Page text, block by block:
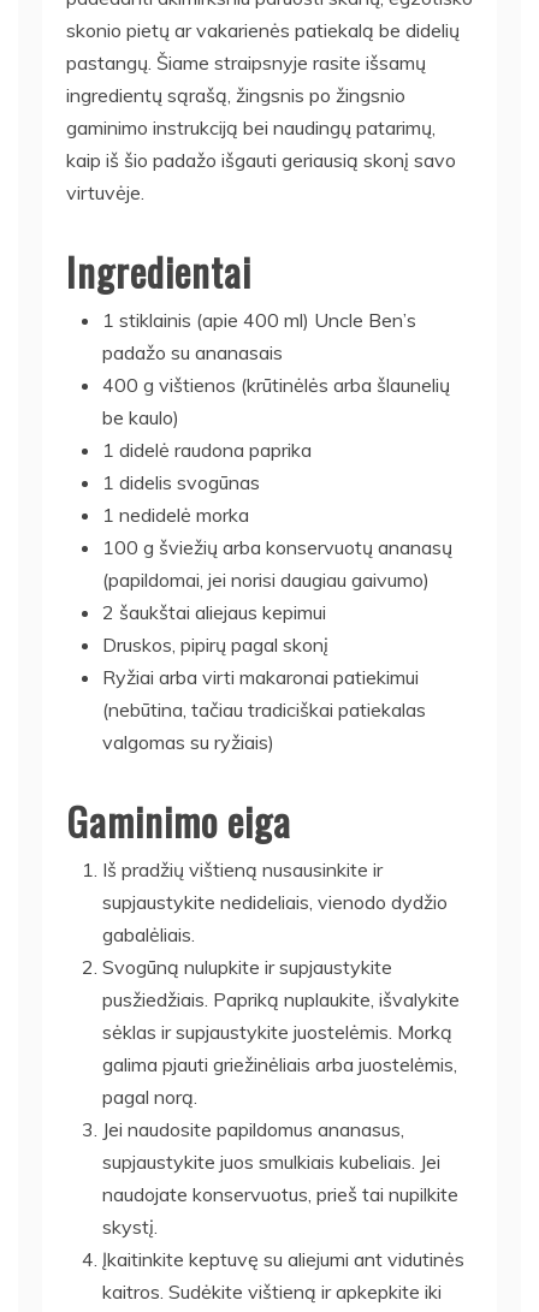
skonio pietų ar vakarienės patiekalą be didelių
pastangų. Šiame straipsnyje rasite išsamų
ingredientų sąrašą, žingsnis po žingsnio
gaminimo instrukciją bei naudingų patarimų,
kaip iš šio padažo išgauti geriausią skonį savo
virtuvėje.
Ingredientai
1 stiklainis (apie 400 ml) Uncle Ben’s
padažo su ananasais
400 g vištienos (krūtinėlės arba šlaunelių
be kaulo)
1 didelė raudona paprika
1 didelis svogūnas
1 nedidelė morka
100 g šviežių arba konservuotų ananasų
(papildomai, jei norisi daugiau gaivumo)
2 šaukštai aliejaus kepimui
Druskos, pipirų pagal skonį
Ryžiai arba virti makaronai patiekimui
(nebūtina, tačiau tradiciškai patiekalas
valgomas su ryžiais)
Gaminimo eiga
Iš pradžių vištieną nusausinkite ir
supjaustykite nedideliais, vienodo dydžio
gabalėliais.
Svogūną nulupkite ir supjaustykite
pusžiedžiais. Papriką nuplaukite, išvalykite
sėklas ir supjaustykite juostelėmis. Morką
galima pjauti griežinėliais arba juostelėmis,
pagal norą.
Jei naudosite papildomus ananasus,
supjaustykite juos smulkiais kubeliais. Jei
naudojate konservuotus, prieš tai nupilkite
skystį.
Įkaitinkite keptuvę su aliejumi ant vidutinės
kaitros. Sudėkite vištieną ir apkepkite iki